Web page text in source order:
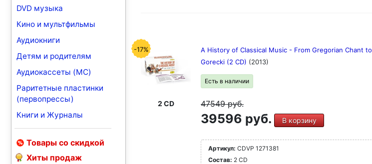
DVD музыка
Кино и мультфильмы
Аудиокниги
Детям и родителям
Аудиокассеты (MC)
Раритетные пластинки
(первопрессы)
Книги и Журналы
Товары со скидкой
Хиты продаж
-17%
2 CD
A History of Classical Music - From Gregorian Chant to
Gorecki (2 CD) (2013)
Есть в наличии
47549руб.
39596 руб. В корзину
Артикул: CDVP 1271381
Состав: 2 CD